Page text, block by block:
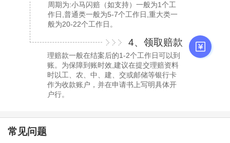
周期为:小马闪赔（如支持）一般为1个工
作日,普通类一般为5-7个工作日,重大类一
般为20-22个工作日。
4、领取赔款
理赔款一般在结案后的1-2个工作日可以到
账。为保障到账时效,建议在提交理赔资料
时以工、农、中、建、交或邮储等银行卡
作为收款账户，并在申请书上写明具体开
户行。
常见问题